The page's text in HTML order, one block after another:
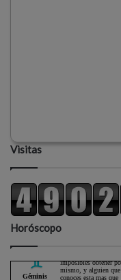
Visitas
Horóscopo